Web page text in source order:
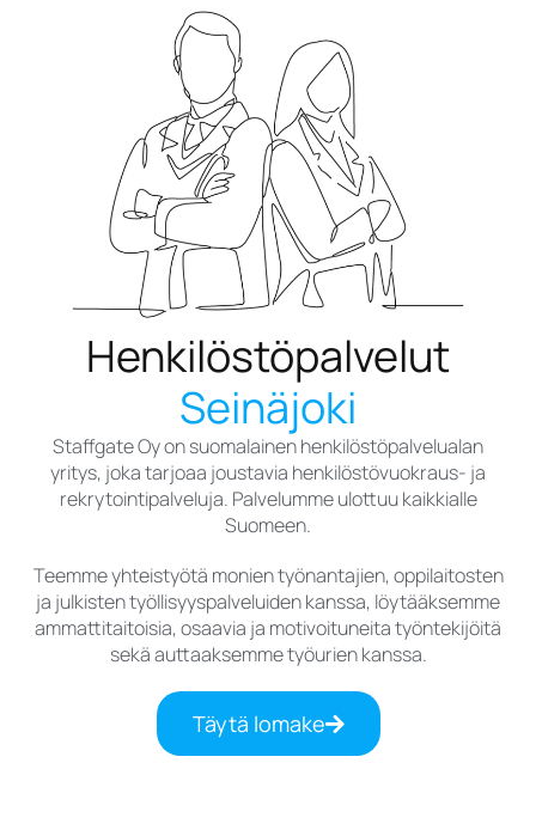
Henkilöstöpalvelut
Seinäjoki
Staffgate Oy on suomalainen henkilöstöpalvelualan
yritys, joka tarjoaa joustavia henkilöstövuokraus- ja
rekrytointipalveluja. Palvelumme ulottuu kaikkialle
Suomeen.
Teemme yhteistyötä monien työnantajien, oppilaitosten
ja julkisten työllisyyspalveluiden kanssa, löytääksemme
ammattitaitoisia, osaavia ja motivoituneita työntekijöitä
sekä auttaaksemme työurien kanssa.
Täytä lomake